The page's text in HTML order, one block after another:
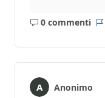
0 commenti
Nessun
Anonimo